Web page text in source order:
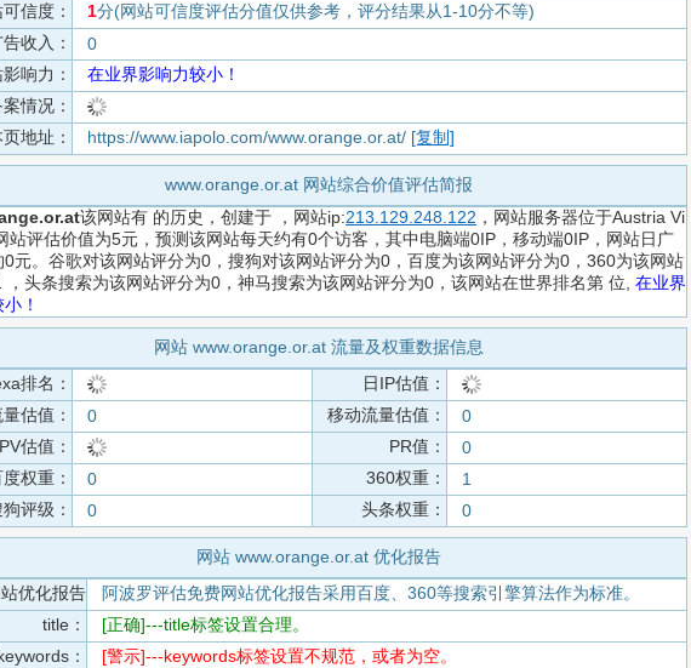
信度：
1分(网站可信度评估分值仅供参考，评分结果从1-10分不等)
收入：
0
响力：
在业界影响力较小！
情况：
地址：
https://www.iapolo.com/www.orange.or.at/ [复制]
www.orange.or.at 网站综合价值评估简报
该网站有 的历史，创建于 ，网站ip:213.129.248.122 ，网站服务器位于Austria Vi
站评估价值为5元，预测该网站每天约有0个访客，其中电脑端0IP，移动端0IP，网站日广
0元。谷歌对该网站评分为0，搜狗对该网站评分为0，百度为该网站评分为0，360为该网站
，头条搜索为该网站评分为0，神马搜索为该网站评分为0，该网站在世界排名第 位, 在业界
！
网站 www.orange.or.at 流量及权重数据信息
排名：
日IP估值：
估值：
0 移动流量估值：
0
估值：
PR值：
0
权重：
0 360权重：
1
评级：
0 头条权重： 0
网站 www.orange.or.at 优化报告
优化报告
阿波罗评估免费网站优化报告采用百度、360等搜索引擎算法作为标准。
title：
[正确]---title标签设置合理。
：
[警示]---keywords标签设置不规范，或者为空。